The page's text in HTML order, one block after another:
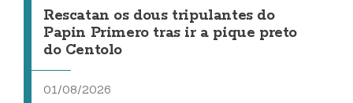
Rescatan os dous tripulantes do
Papin Primero tras ir a pique preto
do Centolo
01/08/2026